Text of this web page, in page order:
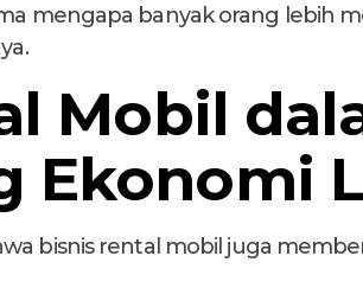
mengapa banyak orang lebih
Mobil
Ekonomi
bisnis rental mobil juga